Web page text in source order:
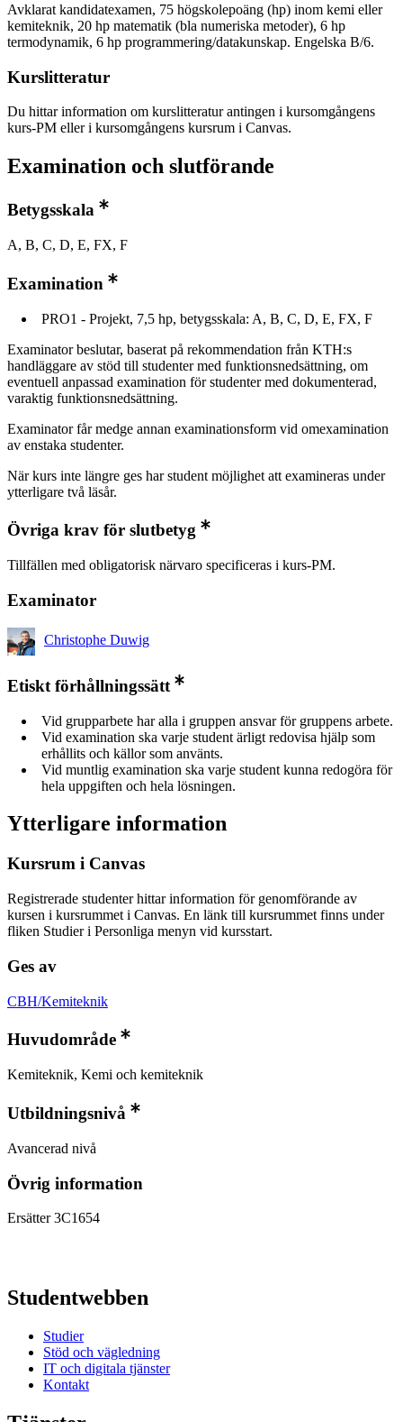
Avklarat kandidatexamen, 75 högskolepoäng (hp) inom kemi eller
kemiteknik, 20 hp matematik (bla numeriska metoder), 6 hp
termodynamik, 6 hp programmering/datakunskap. Engelska B/6.
Kurslitteratur
Du hittar information om kurslitteratur antingen i kursomgångens
kurs-PM eller i kursomgångens kursrum i Canvas.
Examination och slutförande
Betygsskala
A, B, C, D, E, FX, F
Examination
PRO1 - Projekt, 7,5 hp, betygsskala: A, B, C, D, E, FX, F
Examinator beslutar, baserat på rekommendation från KTH:s
handläggare av stöd till studenter med funktionsnedsättning, om
eventuell anpassad examination för studenter med dokumenterad,
varaktig funktionsnedsättning.
Examinator får medge annan examinationsform vid omexamination
av enstaka studenter.
När kurs inte längre ges har student möjlighet att examineras under
ytterligare två läsår.
Övriga krav för slutbetyg
Tillfällen med obligatorisk närvaro specificeras i kurs-PM.
Examinator
Christophe Duwig
Etiskt förhållningssätt
Vid grupparbete har alla i gruppen ansvar för gruppens arbete.
Vid examination ska varje student ärligt redovisa hjälp som
erhållits och källor som använts.
Vid muntlig examination ska varje student kunna redogöra för
hela uppgiften och hela lösningen.
Ytterligare information
Kursrum i Canvas
Registrerade studenter hittar information för genomförande av
kursen i kursrummet i Canvas. En länk till kursrummet finns under
fliken Studier i Personliga menyn vid kursstart.
Ges av
CBH/Kemiteknik
Huvudområde
Kemiteknik, Kemi och kemiteknik
Utbildningsnivå
Avancerad nivå
Övrig information
Ersätter 3C1654
Studentwebben
Studier
Stöd och vägledning
IT och digitala tjänster
Kontakt